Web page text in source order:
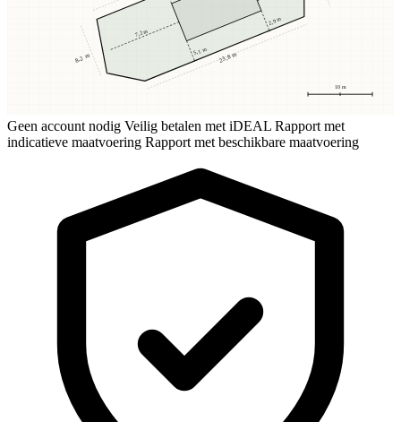
10 m
5,1 m
2,9 m
7,2 m
23,8 m
8,2 m
Geen account nodig Veilig betalen met iDEAL Rapport met
indicatieve maatvoering Rapport met beschikbare maatvoering